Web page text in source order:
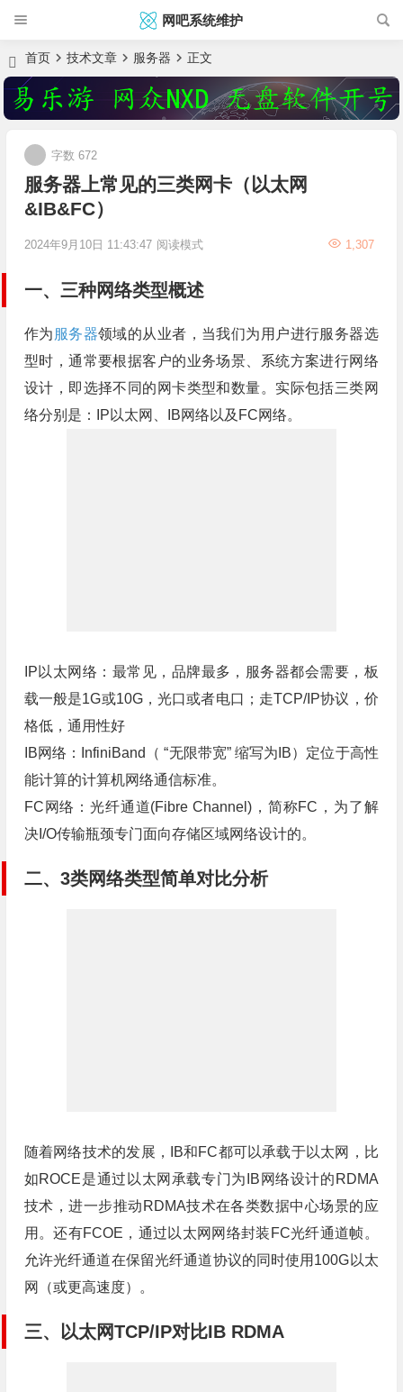
网吧系统维护
首页 技术文章 服务器 正文
服务器上常见的三类网卡（以太网
&IB&FC）
2024年9月10日 11:43:47 1,307
字数 672
阅读模式
一、三种网络类型概述
作为 服务器领域的从业者，当我们为用户进行服务器选
型时，通常要根据客户的业务场景、系统方案进行网络
设计，即选择不同的网卡类型和数量。实际包括三类网
络分别是：IP以太网、IB网络以及FC网络。
IP以太网络：最常见，品牌最多，服务器都会需要，板
载一般是1G或10G，光口或者电口；走TCP/IP协议，价
格低，通用性好
IB网络：InfiniBand（ “无限带宽” 缩写为IB）定位于高性
能计算的计算机网络通信标准。
FC网络：光纤通道(Fibre Channel)，简称FC，为了解
决I/O传输瓶颈专门面向存储区域网络设计的。
二、3类网络类型简单对比分析
随着网络技术的发展，IB和FC都可以承载于以太网，比
如ROCE是通过以太网承载专门为IB网络设计的RDMA
技术，进一步推动RDMA技术在各类数据中心场景的应
用。还有FCOE，通过以太网网络封装FC光纤通道帧。
允许光纤通道在保留光纤通道协议的同时使用100G以太
网（或更高速度）。
三、以太网TCP/IP对比IB RDMA